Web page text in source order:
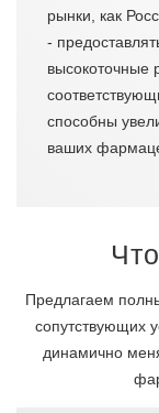
рынки, как
-
высокоточные
способны
ваших
Предлагаем
сопутствующих
динамично